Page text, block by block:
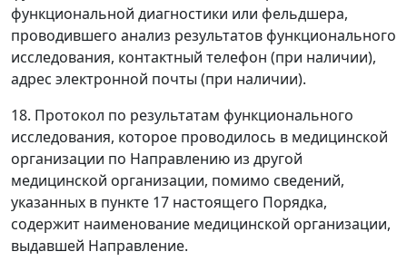
функциональной диагностики или фельдшера,
проводившего анализ результатов функционального
исследования, контактный телефон (при наличии),
адрес электронной почты (при наличии).
18. Протокол по результатам функционального
исследования, которое проводилось в медицинской
организации по Направлению из другой
медицинской организации, помимо сведений,
указанных в пункте 17 настоящего Порядка,
содержит наименование медицинской организации,
выдавшей Направление.